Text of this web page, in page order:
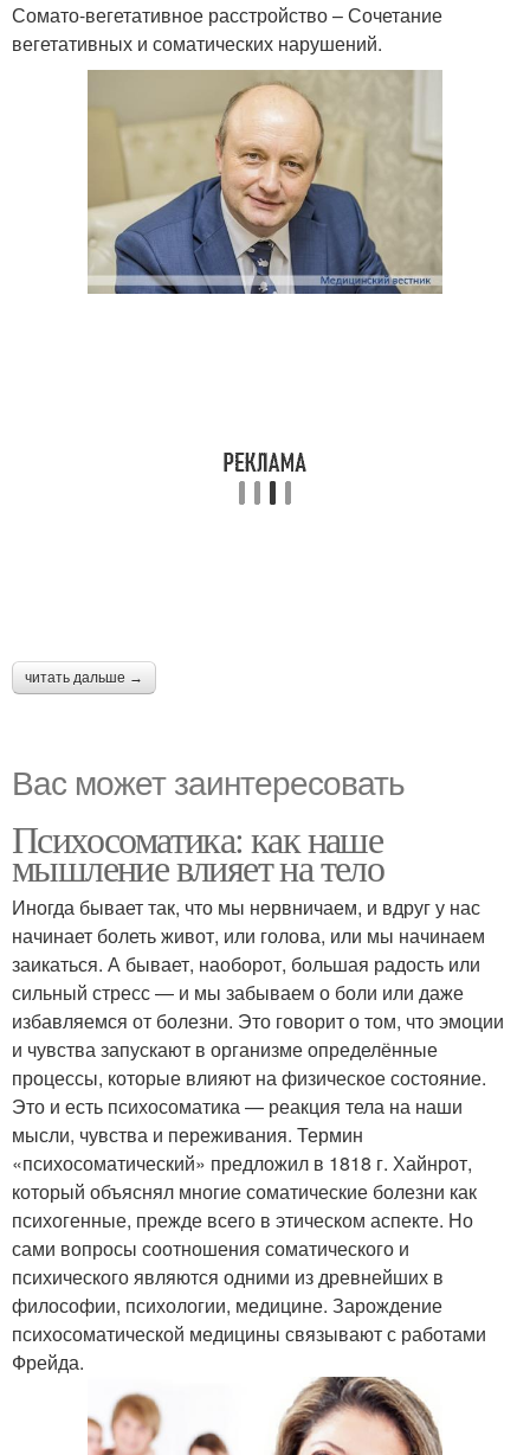
Сомато-вегетативное расстройство – Сочетание
вегетативных и соматических нарушений.
читать дальше →
Вас может заинтересовать
Психосоматика: как наше
мышление влияет на тело
Иногда бывает так, что мы нервничаем, и вдруг у нас
начинает болеть живот, или голова, или мы начинаем
заикаться. А бывает, наоборот, большая радость или
сильный стресс — и мы забываем о боли или даже
избавляемся от болезни. Это говорит о том, что эмоции
и чувства запускают в организме определённые
процессы, которые влияют на физическое состояние.
Это и есть психосоматика — реакция тела на наши
мысли, чувства и переживания. Термин
«психосоматический» предложил в 1818 г. Хайнрот,
который объяснял многие соматические болезни как
психогенные, прежде всего в этическом аспекте. Но
сами вопросы соотношения соматического и
психического являются одними из древнейших в
философии, психологии, медицине. Зарождение
психосоматической медицины связывают с работами
Фрейда.